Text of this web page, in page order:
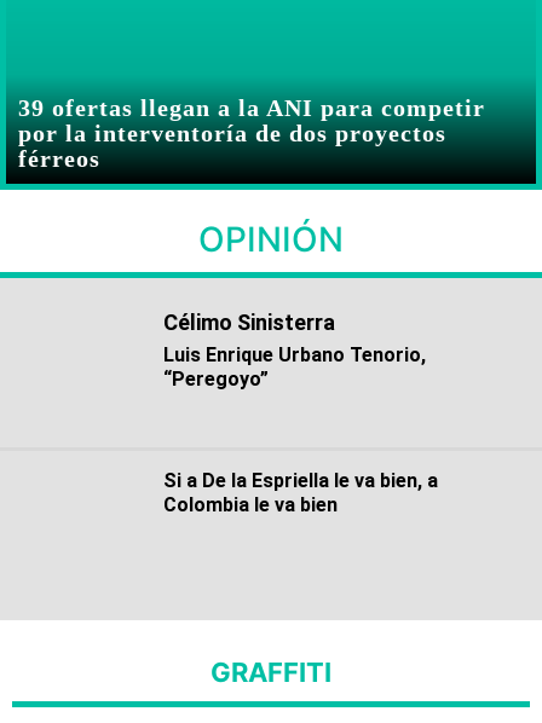
39 ofertas llegan a la ANI para competir
por la interventoría de dos proyectos
férreos
OPINIÓN
Célimo Sinisterra
Luis Enrique Urbano Tenorio,
“Peregoyo”
Si a De la Espriella le va bien, a
Colombia le va bien
GRAFFITI